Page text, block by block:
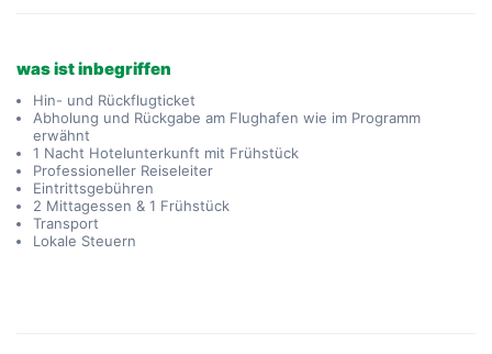
was ist inbegriffen
Hin- und Rückflugticket
Abholung und Rückgabe am Flughafen wie im Programm
erwähnt
1 Nacht Hotelunterkunft mit Frühstück
Professioneller Reiseleiter
Eintrittsgebühren
2 Mittagessen & 1 Frühstück
Transport
Lokale Steuern